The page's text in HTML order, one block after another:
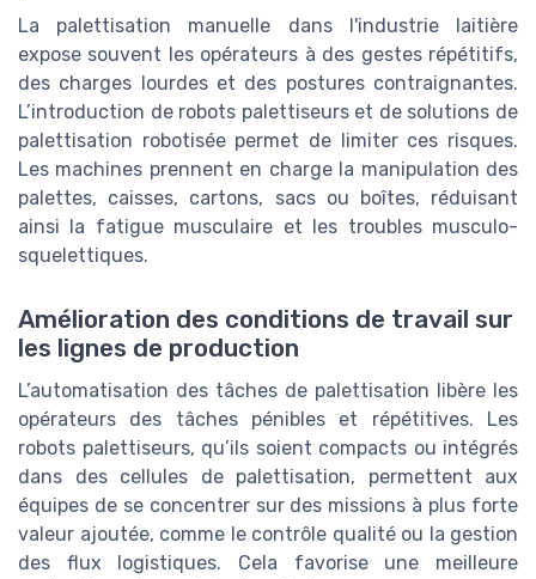
La palettisation manuelle dans l'industrie laitière
expose souvent les opérateurs à des gestes répétitifs,
des charges lourdes et des postures contraignantes.
L’introduction de robots palettiseurs et de solutions de
palettisation robotisée permet de limiter ces risques.
Les machines prennent en charge la manipulation des
palettes, caisses, cartons, sacs ou boîtes, réduisant
ainsi la fatigue musculaire et les troubles musculo-
squelettiques.
Amélioration des conditions de travail sur
les lignes de production
L’automatisation des tâches de palettisation libère les
opérateurs des tâches pénibles et répétitives. Les
robots palettiseurs, qu’ils soient compacts ou intégrés
dans des cellules de palettisation, permettent aux
équipes de se concentrer sur des missions à plus forte
valeur ajoutée, comme le contrôle qualité ou la gestion
des flux logistiques. Cela favorise une meilleure